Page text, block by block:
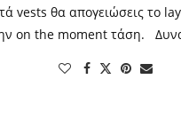
vests θα απογειώσεις το
on the moment τάση.